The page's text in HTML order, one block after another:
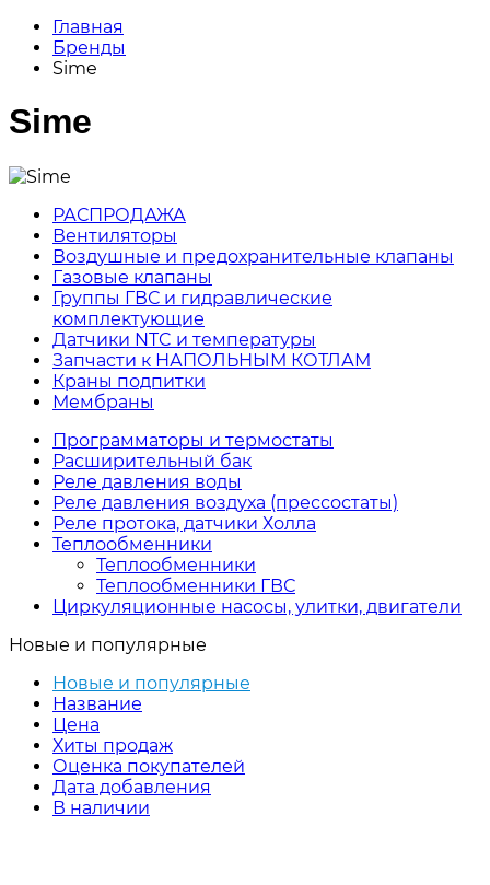
Главная
Бренды
Sime
Sime
РАСПРОДАЖА
Вентиляторы
Воздушные и предохранительные клапаны
Газовые клапаны
Группы ГВС и гидравлические
комплектующие
Датчики NTC и температуры
Запчасти к НАПОЛЬНЫМ КОТЛАМ
Краны подпитки
Мембраны
Программаторы и термостаты
Расширительный бак
Реле давления воды
Реле давления воздуха (прессостаты)
Реле протока, датчики Холла
Теплообменники
Теплообменники
Теплообменники ГВС
Циркуляционные насосы, улитки, двигатели
Новые и популярные
Новые и популярные
Название
Цена
Хиты продаж
Оценка покупателей
Дата добавления
В наличии